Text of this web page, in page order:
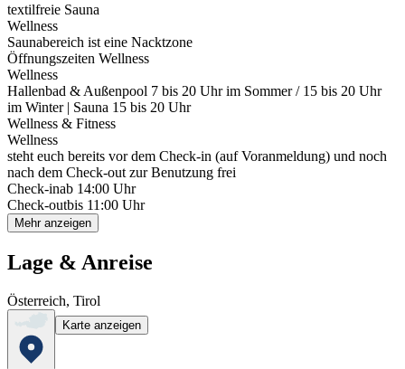
textilfreie Sauna
Wellness
Saunabereich ist eine Nacktzone
Öffnungszeiten Wellness
Wellness
Hallenbad & Außenpool 7 bis 20 Uhr im Sommer / 15 bis 20 Uhr
im Winter | Sauna 15 bis 20 Uhr
Wellness & Fitness
Wellness
steht euch bereits vor dem Check-in (auf Voranmeldung) und noch
nach dem Check-out zur Benutzung frei
Check-inab 14:00 Uhr
Check-outbis 11:00 Uhr
Mehr anzeigen
Lage & Anreise
Österreich, Tirol
Karte anzeigen